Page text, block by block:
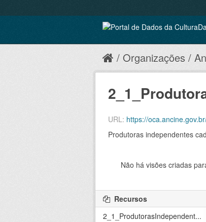
Organizações
URL: https://
Produtoras independentes
Não há visões criadas
Recursos
2_1_ProdutorasIndependent...